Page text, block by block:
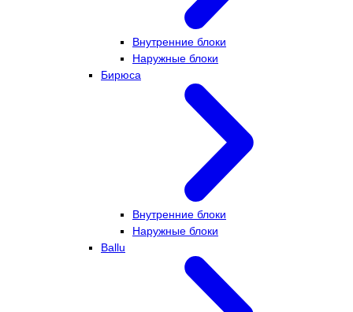
Внутренние блоки
Наружные блоки
Бирюса
Внутренние блоки
Наружные блоки
Ballu